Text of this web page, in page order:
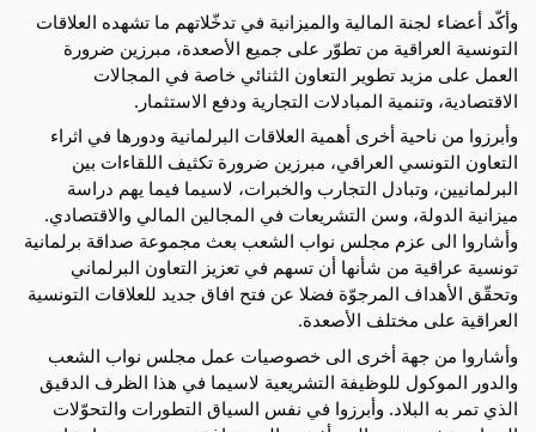
وأكّد أعضاء لجنة المالية والميزانية في تدخّلاتهم ما تشهده العلاقات
التونسية العراقية من تطوّر على جميع الأصعدة، مبرزين ضرورة
العمل على مزيد تطوير التعاون الثنائي خاصة في المجالات
الاقتصادية، وتنمية المبادلات التجارية ودفع الاستثمار.
وأبرزوا من ناحية أخرى أهمية العلاقات البرلمانية ودورها في اثراء
التعاون التونسي العراقي، مبرزين ضرورة تكثيف اللقاءات بين
البرلمانيين، وتبادل التجارب والخبرات، لاسيما فيما يهم دراسة
ميزانية الدولة، وسن التشريعات في المجالين المالي والاقتصادي.
وأشاروا الى عزم مجلس نواب الشعب بعث مجموعة صداقة برلمانية
تونسية عراقية من شأنها أن تسهم في تعزيز التعاون البرلماني
وتحقّق الأهداف المرجوّة فضلا عن فتح افاق جديد للعلاقات التونسية
العراقية على مختلف الأصعدة.
وأشاروا من جهة أخرى الى خصوصيات عمل مجلس نواب الشعب
والدور الموكول للوظيفة التشريعية لاسيما في هذا الظرف الدقيق
الذي تمر به البلاد. وأبرزوا في نفس السياق التطورات والتحوّلات